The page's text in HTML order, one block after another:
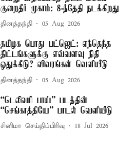
குறைதீர் முகாம்: 8-ந்தேதி நடக்கிறது
தினத்தந்தி 05 Aug 2026
தமிழக பொது பட்ஜெட்: எந்தெந்த
திட்டங்களுக்கு எவ்வளவு நிதி
ஒதுக்கீடு? விவரங்கள் வெளியீடு
தினத்தந்தி 05 Aug 2026
“டெலிவரி பாய்” படத்தின்
“செங்காத்தியே” பாடல் வெளியீடு
சினிமா செய்திப்பிரிவு 18 Jul 2026